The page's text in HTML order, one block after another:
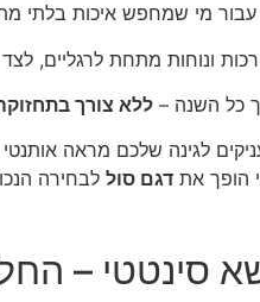
מי שמחפש איכות בלתי
ונוחות מתחת לרגליים, לצד
כל השנה – ללא צורך
לגינה שלכם מראה
הופך את דגם סול לבחירה